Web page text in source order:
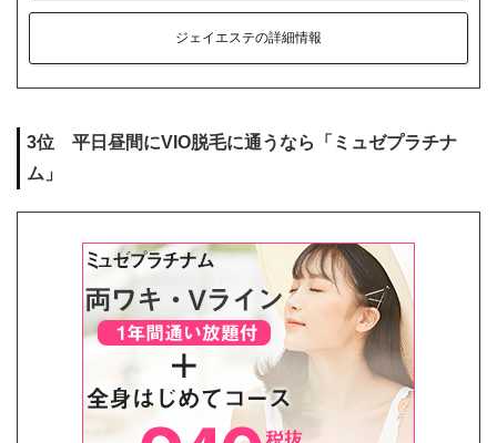
ジェイエステの詳細情報
3位 平日昼間にVIO脱毛に通うなら「ミュゼプラチナ
ム」